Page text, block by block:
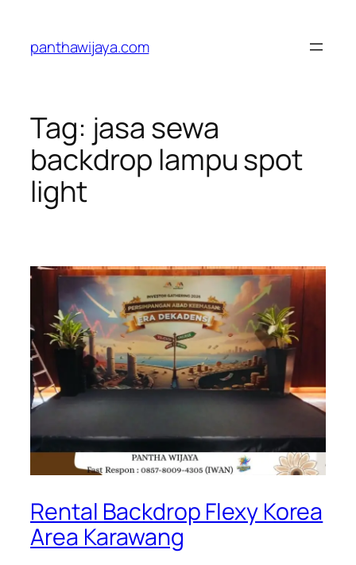
konten
panthawijaya.com
Tag: jasa sewa
backdrop lampu spot
light
Rental Backdrop Flexy Korea
Area Karawang